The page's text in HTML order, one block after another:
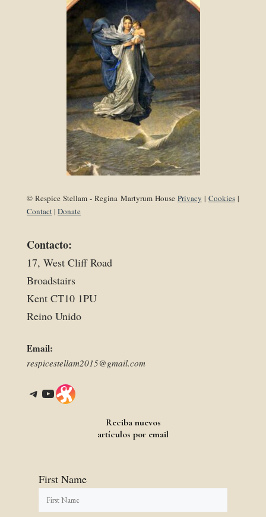
© Respice Stellam - Regina Martyrum House Privacy | Cookies|
Contact| Donate
Contacto:
17, West Cliff Road
Broadstairs
Kent CT10 1PU
Reino Unido
Email:
respicestellam2015@gmail.com
Telegram YouTube Link
Reciba nuevos
artículos por email
First Name